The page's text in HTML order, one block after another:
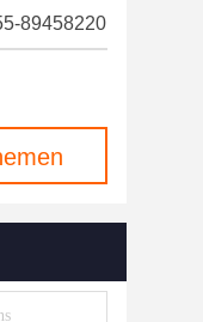
Cellen
89458220